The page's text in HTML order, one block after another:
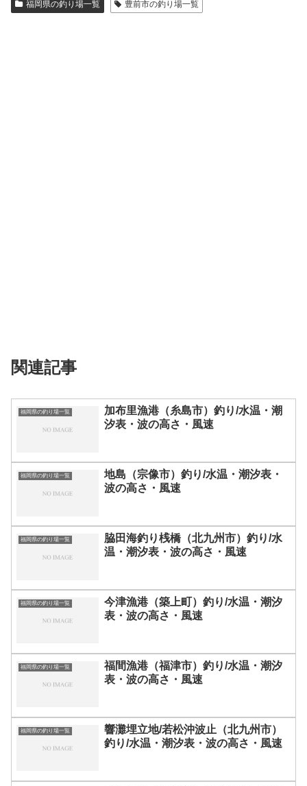
福岡県の釣り場一覧 豊前市の釣り場一覧
関連記事
福岡県の釣り場一覧
加布里漁港（糸島市）釣り/水温・潮
汐表・波の高さ・風速
福岡県の釣り場一覧
地島（宗像市）釣り/水温・潮汐表・
波の高さ・風速
福岡県の釣り場一覧
脇田海釣り桟橋（北九州市）釣り/水
温・潮汐表・波の高さ・風速
福岡県の釣り場一覧
今津漁港（築上町）釣り/水温・潮汐
表・波の高さ・風速
福岡県の釣り場一覧
福間漁港（福津市）釣り/水温・潮汐
表・波の高さ・風速
福岡県の釣り場一覧
響灘埋立地/若松沖波止（北九州市）
釣り/水温・潮汐表・波の高さ・風速